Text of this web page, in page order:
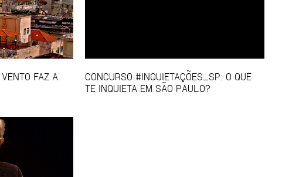
FAZ A
CONCURSO #INQUIETAÇÕES_SP: O QUE
TE INQUIETA EM SÃO PAULO?